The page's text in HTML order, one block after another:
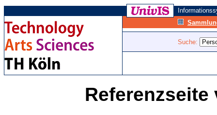
Suche:
Referenzseite